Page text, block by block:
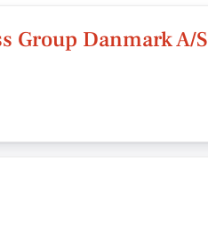
Group Danmark A/S